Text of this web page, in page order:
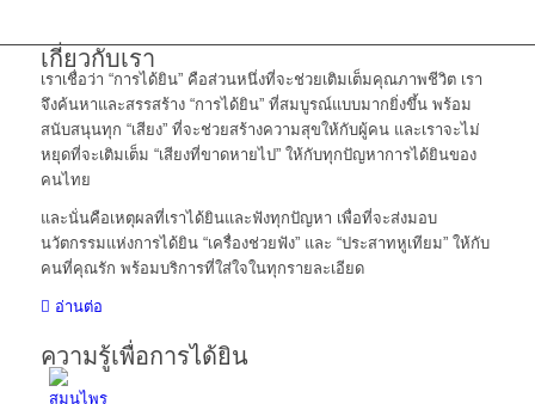
เกี่ยวกับเรา
เราเชื่อว่า “การได้ยิน” คือส่วนหนึ่งที่จะช่วยเติมเต็มคุณภาพชีวิต เรา
จึงค้นหาและสรรสร้าง “การได้ยิน” ที่สมบูรณ์แบบมากยิ่งขึ้น พร้อม
สนับสนุนทุก “เสียง” ที่จะช่วยสร้างความสุขให้กับผู้คน และเราจะไม่
หยุดที่จะเติมเต็ม “เสียงที่ขาดหายไป” ให้กับทุกปัญหาการได้ยินของ
คนไทย
และนั่นคือเหตุผลที่เราได้ยินและฟังทุกปัญหา เพื่อที่จะส่งมอบ
นวัตกรรมแห่งการได้ยิน “เครื่องช่วยฟัง” และ “ประสาทหูเทียม” ให้กับ
คนที่คุณรัก พร้อมบริการที่ใส่ใจในทุกรายละเอียด
อ่านต่อ
ความรู้เพื่อการได้ยิน